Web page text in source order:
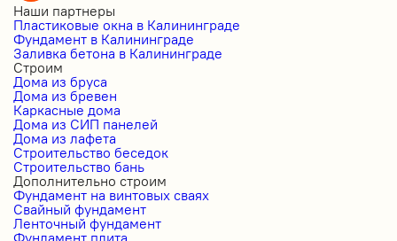
Наши партнеры
Пластиковые окна в Калининграде
Фундамент в Калининграде
Заливка бетона в Калининграде
Строим
Дома из бруса
Дома из бревен
Каркасные дома
Дома из СИП панелей
Дома из лафета
Строительство беседок
Строительство бань
Дополнительно строим
Фундамент на винтовых сваях
Свайный фундамент
Ленточный фундамент
Фундамент плита